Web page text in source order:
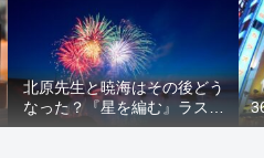
北原先生と暁海はその後どう
なった？『星を編む』ラスト
をネタバレ解説